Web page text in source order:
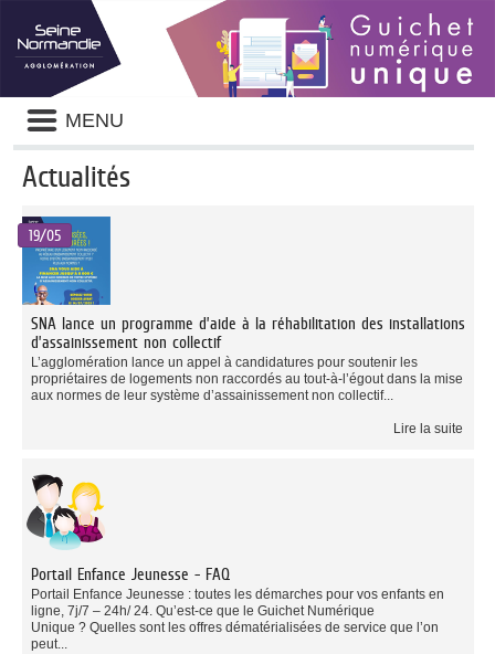
Liste
des
avertissements
MENU
Actualités
des
catégories
d'actualité
19/05
SNA lance un programme d’aide à la réhabilitation des installations
d’assainissement non collectif
L’agglomération lance un appel à candidatures pour soutenir les
propriétaires de logements non raccordés au tout-à-l’égout dans la mise
aux normes de leur système d’assainissement non collectif...
Lire la suite
Portail Enfance Jeunesse - FAQ
Portail Enfance Jeunesse : toutes les démarches pour vos enfants en
ligne, 7j/7 – 24h/ 24. Qu’est-ce que le Guichet Numérique
Unique ? Quelles sont les offres dématérialisées de service que l’on
peut...
Panneau de gestion des cookies